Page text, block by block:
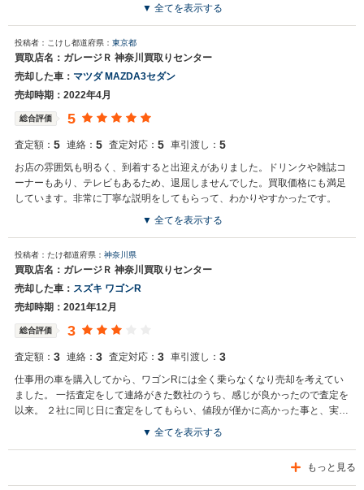
▼ 全てを表示する
投稿者：こけし 都道府県： 東京都
買取店名：ガレージＲ 神奈川買取りセンター
売却した車： マツダ MAZDA3セダン
売却時期：2022年4月
総合評価 5
査定額： 5 連絡： 5 査定対応： 5 車引渡し： 5
お店の雰囲気も明るく、到着すると出迎えがありました。ドリンクや雑誌コ
ーナーもあり、テレビもあるため、退屈しませんでした。買取価格にも満足
しています。非常に丁寧な説明をしてもらって、わかりやすかったです。
▼ 全てを表示する
投稿者：たけ都道府県： 神奈川県
買取店名：ガレージＲ 神奈川買取りセンター
売却した車： スズキ ワゴンR
売却時期：2021年12月
総合評価 3
査定額： 3 連絡： 3 査定対応： 3 車引渡し： 3
仕事用の車を購入してから、ワゴンRには全く乗らなくなり売却を考えてい
ました。 一括査定をして連絡がきた数社のうち、感じが良かったので査定を
以来。 ２社に同じ日に査定をしてもらい、値段が僅かに高かった事と、実際
も感じが良かったのでお願いしました。
▼ 全てを表示する
もっと見る